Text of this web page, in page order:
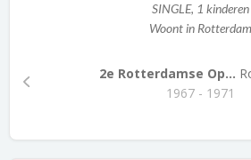
SINGLE, 1 kinderen
Woont in Rotterdam
2e Rotterdamse Op...
1967 - 1971